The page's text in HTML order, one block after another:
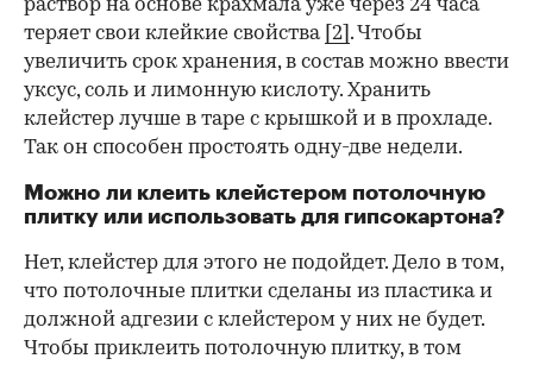
раствор на основе крахмала уже через 24 часа
теряет свои клейкие свойства [2] . Чтобы
увеличить срок хранения, в состав можно ввести
уксус, соль и лимонную кислоту. Хранить
клейстер лучше в таре с крышкой и в прохладе.
Так он способен простоять одну-две недели.
Можно ли клеить клейстером потолочную
плитку или использовать для гипсокартона?
Нет, клейстер для этого не подойдет. Дело в том,
что потолочные плитки сделаны из пластика и
должной адгезии с клейстером у них не будет.
Чтобы приклеить потолочную плитку, в том